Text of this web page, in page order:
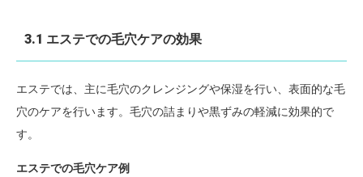
3.1 エステでの毛穴ケアの効果
エステでは、主に毛穴のクレンジングや保湿を行い、表面的な毛
穴のケアを行います。毛穴の詰まりや黒ずみの軽減に効果的で
す。
エステでの毛穴ケア例